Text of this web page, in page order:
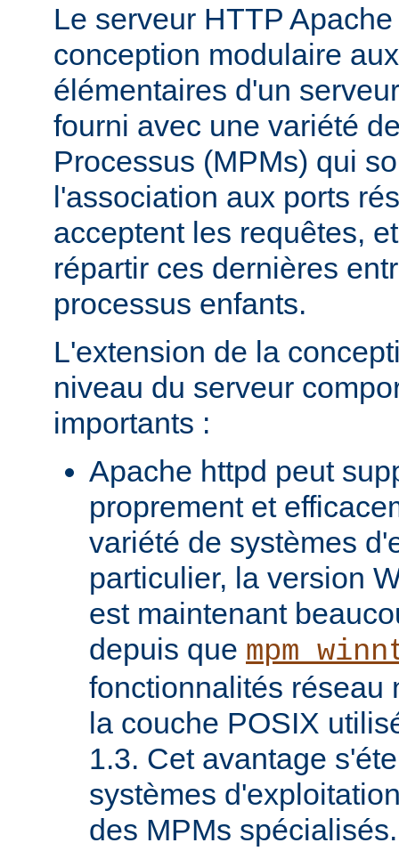
Le serveur HTTP
conception modulaire
élémentaires d'un
fourni avec une variété
Processus (MPMs) qui
l'association aux ports
acceptent les requêtes,
répartir ces dernières
processus enfants.
L'extension de la
niveau du serveur
importants :
Apache httpd peut
proprement et
variété de systèmes
particulier, la version
est maintenant
depuis que
fonctionnalités réseau
la couche POSIX
1.3. Cet avantage
systèmes
des MPMs spécialisés.